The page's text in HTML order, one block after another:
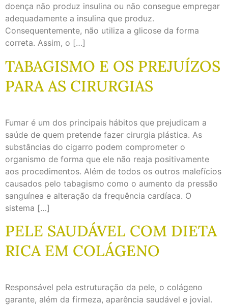
doença não produz insulina ou não consegue empregar
adequadamente a insulina que produz.
Consequentemente, não utiliza a glicose da forma
correta. Assim, o […]
TABAGISMO E OS PREJUÍZOS
PARA AS CIRURGIAS
Fumar é um dos principais hábitos que prejudicam a
saúde de quem pretende fazer cirurgia plástica. As
substâncias do cigarro podem comprometer o
organismo de forma que ele não reaja positivamente
aos procedimentos. Além de todos os outros malefícios
causados pelo tabagismo como o aumento da pressão
sanguínea e alteração da frequência cardíaca. O
sistema […]
PELE SAUDÁVEL COM DIETA
RICA EM COLÁGENO
Responsável pela estruturação da pele, o colágeno
garante, além da firmeza, aparência saudável e jovial.